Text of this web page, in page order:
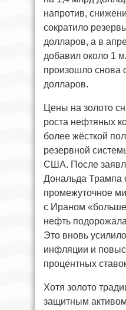
напротив,
сократило
долларов, а в
добавил около 1
произошло снова
долларов.
Цены на золото
роста нефтяных
более жёсткой
резервной
США. После
Дональда Трампа
промежуточное
с Ираном «больше
нефть
Это вновь
инфляции и
процентных
Хотя золото
защитным